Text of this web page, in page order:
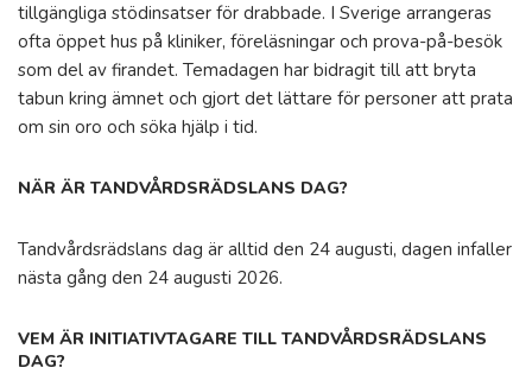
tillgängliga stödinsatser för drabbade. I Sverige arrangeras
ofta öppet hus på kliniker, föreläsningar och prova-på-besök
som del av firandet. Temadagen har bidragit till att bryta
tabun kring ämnet och gjort det lättare för personer att prata
om sin oro och söka hjälp i tid.
NÄR ÄR TANDVÅRDSRÄDSLANS DAG?
Tandvårdsrädslans dag är alltid den 24 augusti, dagen infaller
nästa gång den 24 augusti 2026.
VEM ÄR INITIATIVTAGARE TILL TANDVÅRDSRÄDSLANS
DAG?